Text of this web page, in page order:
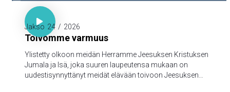
1. Piet. 1:3-5

Jakso 24 / 2026
Toivomme varmuus
Ylistetty olkoon meidän Herramme Jeesuksen Kristuksen
Jumala ja Isä, joka suuren laupeutensa mukaan on
uudestisynnyttänyt meidät elävään toivoon Jeesuksen